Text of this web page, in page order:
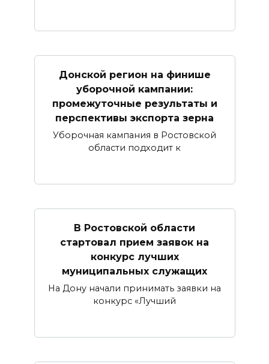
Донской регион на финише
уборочной кампании:
промежуточные результаты и
перспективы экспорта зерна
Уборочная кампания в Ростовской
области подходит к
В Ростовской области
стартовал прием заявок на
конкурс лучших
муниципальных служащих
На Дону начали принимать заявки на
конкурс «Лучший